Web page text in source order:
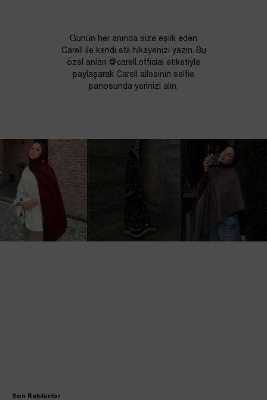
Günün her anında size eşlik eden
Carell ile kendi stil hikayenizi yazın. Bu
özel anları @carell.official etiketiyle
paylaşarak Carell ailesinin selfie
panosunda yerinizi alın.
Son Bakılanlar